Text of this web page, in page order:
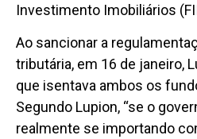
Investimento Imobiliários
Ao sancionar a
tributária, em 16 de janeiro,
que isentava ambos os
Segundo Lupion, “se o
realmente se importando